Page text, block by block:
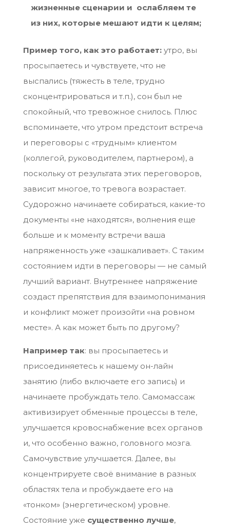
жизненные сценарии и ослабляем те
из них, которые мешают идти к целям;
Пример того, как это работает:утро, вы
просыпаетесь и чувствуете, что не
выспались (тяжесть в теле, трудно
сконцентрироваться и т.п.), сон был не
спокойный, что тревожное снилось. Плюс
вспоминаете, что утром предстоит встреча
и переговоры с «трудным» клиентом
(коллегой, руководителем, партнером), а
поскольку от результата этих переговоров,
зависит многое, то тревога возрастает.
Судорожно начинаете собираться, какие-то
документы «не находятся», волнения еще
больше и к моменту встречи ваша
напряженность уже «зашкаливает». С таким
состоянием идти в переговоры — не самый
лучший вариант. Внутреннее напряжение
создаст препятствия для взаимопонимания
и конфликт может произойти «на ровном
месте». А как может быть по другому?
Например так: вы просыпаетесь и
присоединяетесь к нашему он-лайн
занятию (либо включаете его запись) и
начинаете пробуждать тело. Самомассаж
активизирует обменные процессы в теле,
улучшается кровоснабжение всех органов
и, что особенно важно, головного мозга.
Самочувствие улучшается. Далее, вы
концентрируете своё внимание в разных
областях тела и пробуждаете его на
«тонком» (энергетическом) уровне.
Состояние уже существенно лучше,